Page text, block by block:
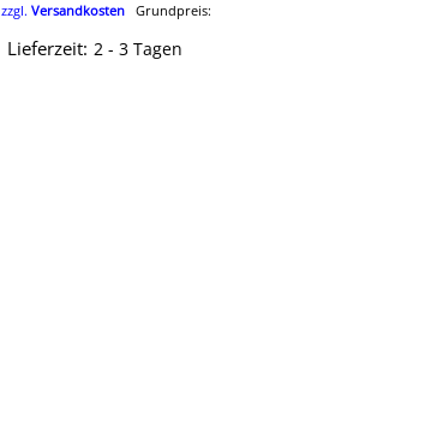
zzgl. Versandkosten Grundpreis:
Lieferzeit: 2 - 3 Tagen